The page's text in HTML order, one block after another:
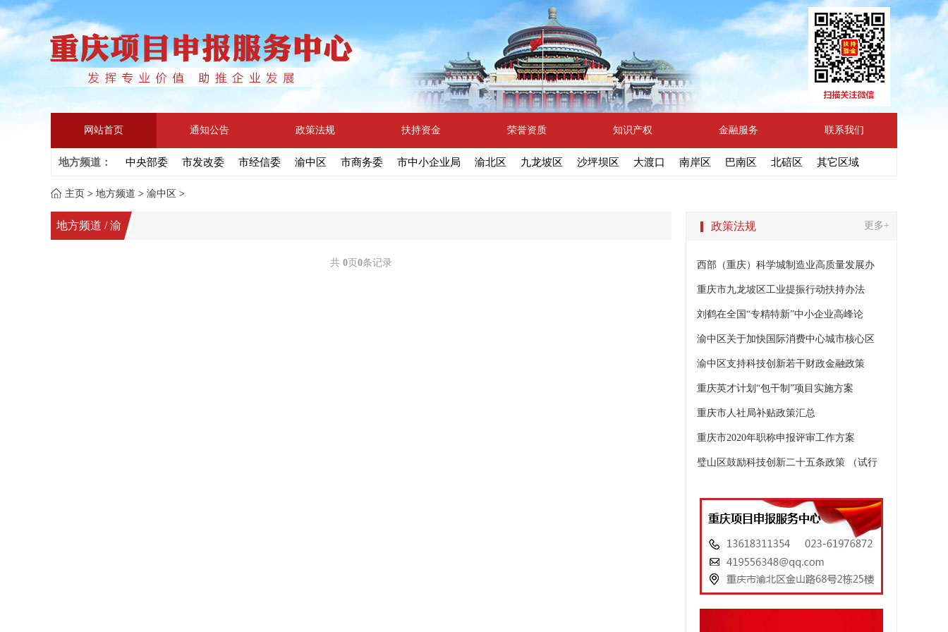
网站首页 通知公告 政策法规 扶持资金 荣誉资质 知识产权 金融服务 联系我们
地方频道： 中央部委 市发改委 市经信委 渝中区 市商务委 市中小企业局 渝北区 九龙坡区 沙坪坝区 大渡口 南岸区 巴南区 北碚区 其它区域
主页 > 地方频道 > 渝中区 >
地方频道 / 渝
共 0页 0条记录
政策法规 更多+
西部（重庆）科学城制造业高质量发展办
重庆市九龙坡区工业提振行动扶持办法
刘鹤在全国“专精特新”中小企业高峰论
渝中区关于加快国际消费中心城市核心区
渝中区支持科技创新若干财政金融政策
重庆英才计划“包干制”项目实施方案
重庆市人社局补贴政策汇总
重庆市2020年职称申报评审工作方案
璧山区鼓励科技创新二十五条政策 （试行